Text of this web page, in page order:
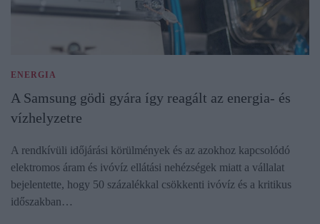
ENERGIA
A Samsung gödi gyára így reagált az energia- és
vízhelyzetre
A rendkívüli időjárási körülmények és az azokhoz kapcsolódó
elektromos áram és ivóvíz ellátási nehézségek miatt a vállalat
bejelentette, hogy 50 százalékkal csökkenti ivóvíz és a kritikus
időszakban…